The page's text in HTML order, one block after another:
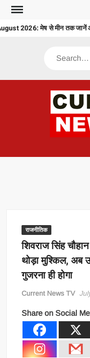
Skip
content
2026: मेष से मीन तक जानें आज
Search
राजनीतिक
शिवराज सिंह
थोड़ा मुश्किल, अब
गुजरना ही होगा
Current News TV
Share on Social